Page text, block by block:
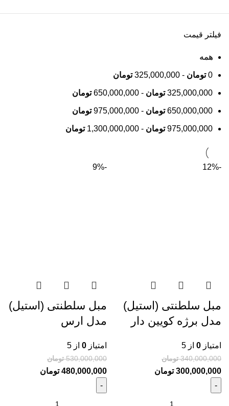
فیلتر قیمت
همه
0 تومان -
325,000,000 تومان
325,000,000 تومان -
650,000,000 تومان
650,000,000 تومان -
975,000,000 تومان
975,000,000 تومان -
1,300,000,000 تومان
-12%
مبل سلطنتی (استیل)
مدل برژه کویین دار
امتیاز 0 از 5
340,000,000 تومان
300,000,000 تومان
-9%
مبل سلطنتی (استیل)
مدل ارس
امتیاز 0 از 5
530,000,000 تومان
480,000,000 تومان